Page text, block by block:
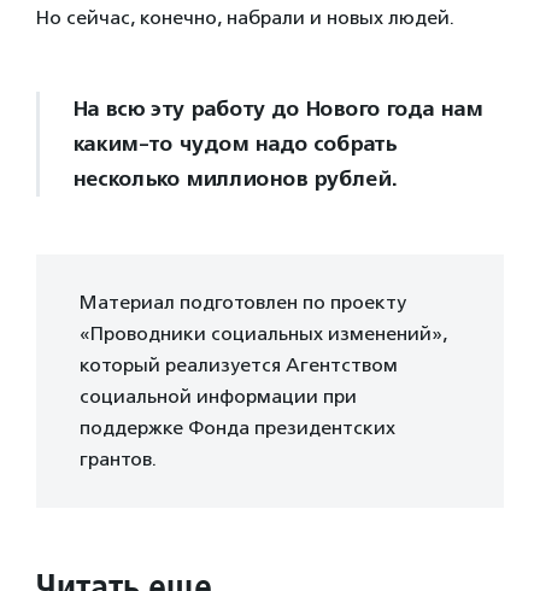
Но сейчас, конечно, набрали и новых людей.
На всю эту работу до Нового года нам
каким-то чудом надо собрать
несколько миллионов рублей.
Материал подготовлен по проекту
«Проводники социальных изменений»,
который реализуется Агентством
социальной информации при
поддержке Фонда президентских
грантов.